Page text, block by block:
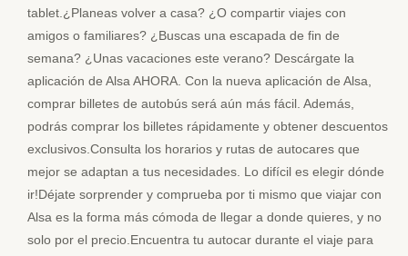
tablet.¿Planeas volver a casa? ¿O compartir viajes con
amigos o familiares? ¿Buscas una escapada de fin de
semana? ¿Unas vacaciones este verano? Descárgate la
aplicación de Alsa AHORA. Con la nueva aplicación de Alsa,
comprar billetes de autobús será aún más fácil. Además,
podrás comprar los billetes rápidamente y obtener descuentos
exclusivos.Consulta los horarios y rutas de autocares que
mejor se adaptan a tus necesidades. Lo difícil es elegir dónde
ir!Déjate sorprender y comprueba por ti mismo que viajar con
Alsa es la forma más cómoda de llegar a donde quieres, y no
solo por el precio.Encuentra tu autocar durante el viaje para